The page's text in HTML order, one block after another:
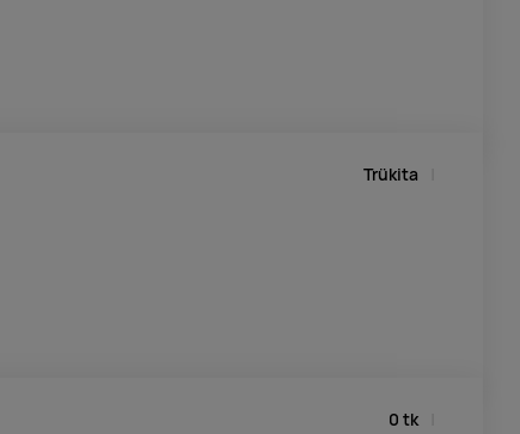
Trükita
0 tk